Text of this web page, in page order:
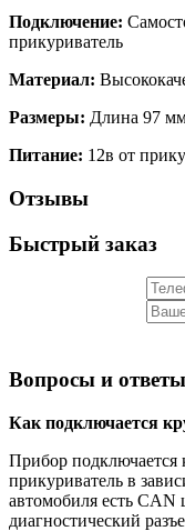
Подключение:
прикуриватель
Материал:
Размеры: Длина 97
Питание: 12в от
Отзывы
Быстрый заказ
Вопросы и ответы
Как подключается
Прибор подключается
прикуриватель в
автомобиля есть CAN
диагностический